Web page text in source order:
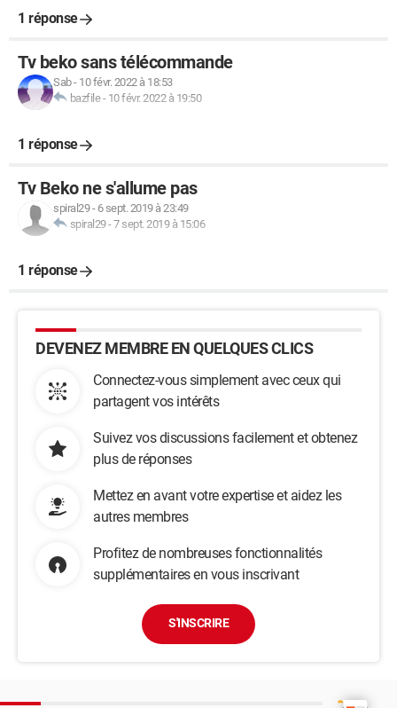
1 réponse
Tv beko sans télécommande
Sab- 10 févr. 2022 à 18:53
bazfile- 10 févr. 2022 à 19:50
1 réponse
Tv Beko ne s'allume pas
spiral29- 6 sept. 2019 à 23:49
spiral29-7 sept. 2019 à 15:06
1 réponse
DEVENEZ MEMBRE EN QUELQUES CLICS
Connectez-vous simplement avec ceux qui
partagent vos intérêts
Suivez vos discussions facilement et obtenez
plus de réponses
Mettez en avant votre expertise et aidez les
autres membres
Profitez de nombreuses fonctionnalités
supplémentaires en vous inscrivant
S'INSCRIRE